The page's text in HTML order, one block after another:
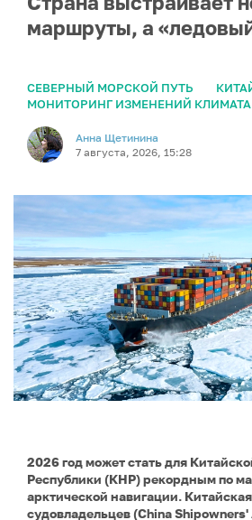
маршруты, а
СЕВЕРНЫЙ МОРСКОЙ ПУТЬ
МОНИТОРИНГ ИЗМЕНЕНИЙ КЛИМАТА
Анна Щетинина
7 августа, 2026, 15:28
2026 год может стать для
Республики (КНР) рекордным по
арктической навигации.
судовладельцев (China